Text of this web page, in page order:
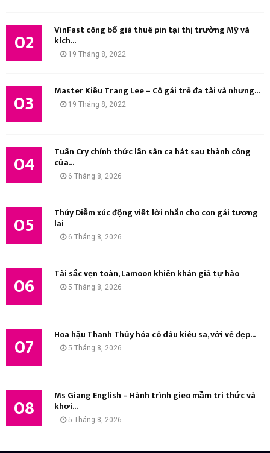
02 VinFast công bố giá thuê pin tại thị trường Mỹ và
kích...
19 Tháng 8, 2022
03 Master Kiều Trang Lee – Cô gái trẻ đa tài và nhưng...
19 Tháng 8, 2022
04 Tuấn Cry chính thức lấn sân ca hát sau thành công
của...
6 Tháng 8, 2026
05 Thúy Diễm xúc động viết lời nhắn cho con gái tương
lai
6 Tháng 8, 2026
06 Tài sắc vẹn toàn, Lamoon khiến khán giả tự hào
5 Tháng 8, 2026
07 Hoa hậu Thanh Thủy hóa cô dâu kiêu sa, với vẻ đẹp...
5 Tháng 8, 2026
08 Ms Giang English – Hành trình gieo mầm tri thức và
khơi...
5 Tháng 8, 2026